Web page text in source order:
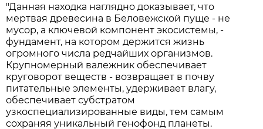
"Данная находка наглядно доказывает, что
мертвая древесина в Беловежской пуще - не
мусор, а ключевой компонент экосистемы, -
фундамент, на котором держится жизнь
огромного числа редчайших организмов.
Крупномерный валежник обеспечивает
круговорот веществ - возвращает в почву
питательные элементы, удерживает влагу,
обеспечивает субстратом
узкоспециализированные виды, тем самым
сохраняя уникальный генофонд планеты.